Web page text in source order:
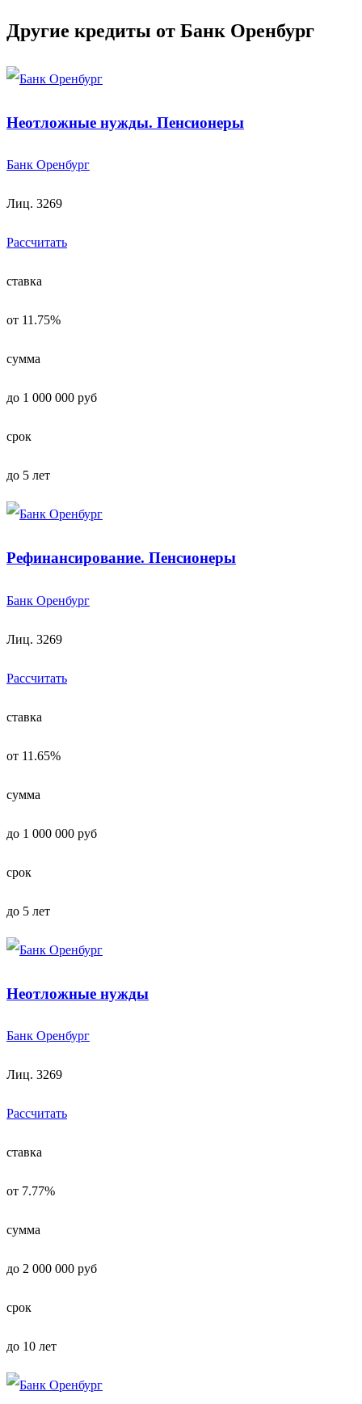
Другие кредиты от Банк Оренбург
Неотложные нужды. Пенсионеры
Банк Оренбург
Лиц. 3269
Рассчитать
ставка
от 11.75%
сумма
до 1 000 000 руб
срок
до 5 лет
Рефинансирование. Пенсионеры
Банк Оренбург
Лиц. 3269
Рассчитать
ставка
от 11.65%
сумма
до 1 000 000 руб
срок
до 5 лет
Неотложные нужды
Банк Оренбург
Лиц. 3269
Рассчитать
ставка
от 7.77%
сумма
до 2 000 000 руб
срок
до 10 лет